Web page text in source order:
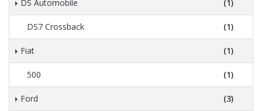
DS Automobile (1)
DS7 Crossback (1)
Fiat (1)
500 (1)
Ford (3)